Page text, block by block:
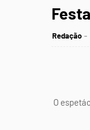
Redação
O